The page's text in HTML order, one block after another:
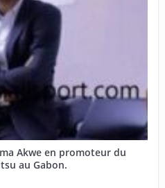
Akwe en promoteur du
au Gabon.